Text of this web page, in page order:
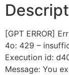
[GPT ERROR]
4o: 429 –
Execution id:
Message: You